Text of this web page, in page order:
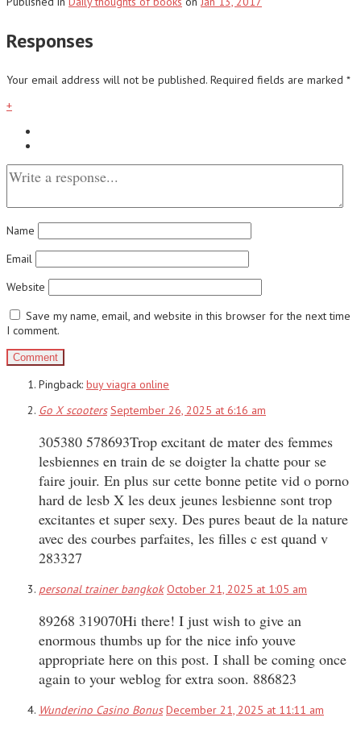
Responses
Your email address will not be published. Required fields are marked *
+
Name
Email
Website
Save my name, email, and website in this browser for the next time
I comment.
Pingback: buy viagra online
Go X scooters September 26, 2025 at 6:16 am
305380 578693Trop excitant de mater des femmes
lesbiennes en train de se doigter la chatte pour se
faire jouir. En plus sur cette bonne petite vid o porno
hard de lesb X les deux jeunes lesbienne sont trop
excitantes et super sexy. Des pures beaut de la nature
avec des courbes parfaites, les filles c est quand v
283327
personal trainer bangkok October 21, 2025 at 1:05 am
89268 319070Hi there! I just wish to give an
enormous thumbs up for the nice info youve
appropriate here on this post. I shall be coming once
again to your weblog for extra soon. 886823
Wunderino Casino Bonus December 21, 2025 at 11:11 am